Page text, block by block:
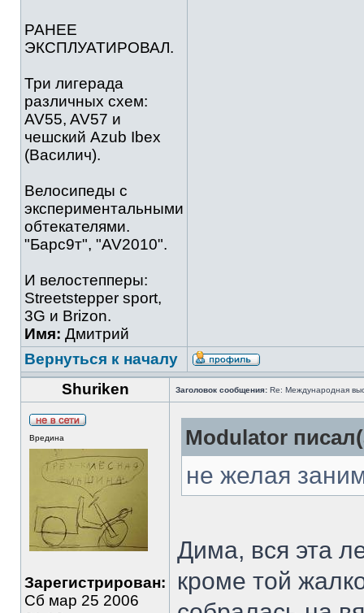
РАНЕЕ
ЭКСПЛУАТИРОВАЛ.
Три лигерада
различных схем:
AV55, AV57 и
чешский Azub Ibex
(Василич).
Велосипеды с
экспериментальными
обтекателями.
"Барс9т", "AV2010".
И велостепперы:
Streetstepper sport,
3G и Brizon.
Имя: Дмитрий
Вернуться к началу
Shuriken
Заголовок сообщения: Re: Международная
Вредина
Зарегистрирован:
Сб мар 25 2006
Modulator
не желая
Дима, вся эта
кроме той